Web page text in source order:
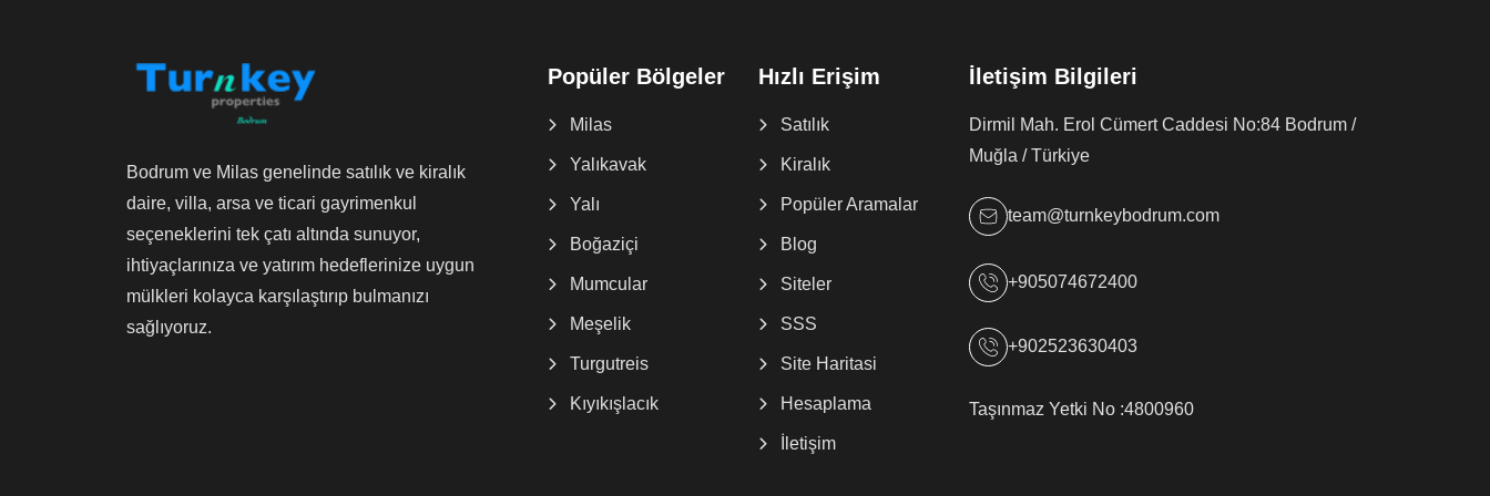
Bodrum ve Milas genelinde satılık ve kiralık
daire, villa, arsa ve ticari gayrimenkul
seçeneklerini tek çatı altında sunuyor,
ihtiyaçlarınıza ve yatırım hedeflerinize uygun
mülkleri kolayca karşılaştırıp bulmanızı
sağlıyoruz.
Popüler Bölgeler
Milas
Yalıkavak
Yalı
Boğaziçi
Mumcular
Meşelik
Turgutreis
Kıyıkışlacık
Hızlı Erişim
Satılık
Kiralık
Popüler Aramalar
Blog
Siteler
SSS
Site Haritasi
Hesaplama
İletişim
İletişim Bilgileri
Dirmil Mah. Erol Cümert Caddesi No:84 Bodrum /
Muğla / Türkiye
team@turnkeybodrum.com
+905074672400
+902523630403
Taşınmaz Yetki No :4800960